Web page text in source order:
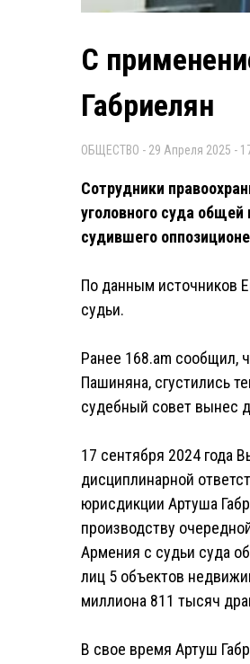
С
Габриелян
ОБЩЕСТВО - 29 Апреля 2025 -
Сотрудники
уголовного суда
судившего
По данным источников
судьи.
Ранее 168.am сообщил,
Пашиняна, сгустились
судебный совет вынес
17 сентября 2024 года
дисциплинарной
юрисдикции Артуша
производству
Армения с судьи суда
лиц 5 объектов
миллиона 811 тысяч
В свое время Артуш